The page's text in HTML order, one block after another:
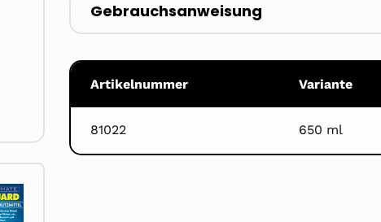
Gebrauchsanweisung
Artikelnummer Variante
81022 650 ml